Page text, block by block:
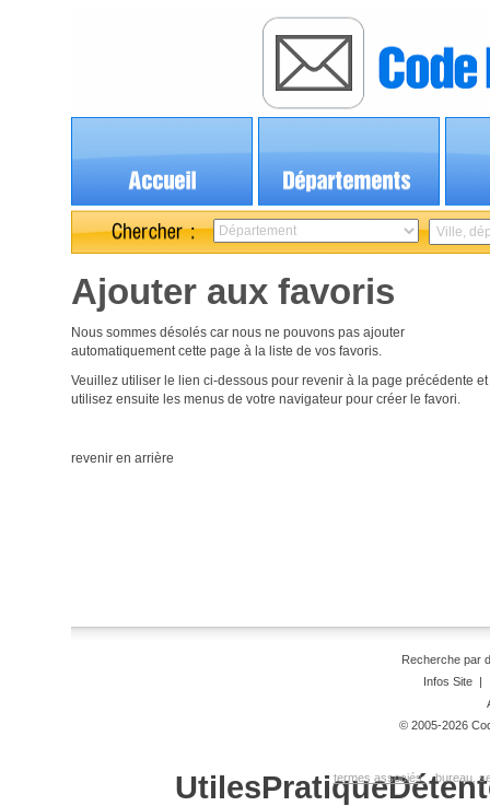
Ajouter aux favoris
Nous sommes désolés car nous ne pouvons pas ajouter
automatiquement cette page à la liste de vos favoris.
Veuillez utiliser le lien ci-dessous pour revenir à la page précédente et
utilisez ensuite les menus de votre navigateur pour créer le favori.
revenir en arrière
Recherche par
Infos Site|
© 2005-2026
termes associés: bureau,
UtilesPratique